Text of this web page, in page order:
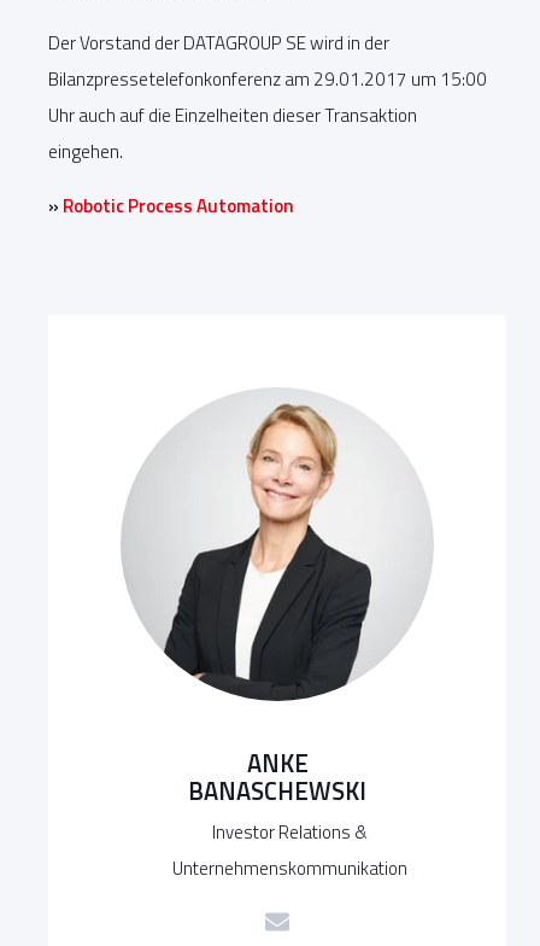
Der Vorstand der DATAGROUP SE wird in der
Bilanzpressetelefonkonferenz am 29.01.2017 um 15:00
Uhr auch auf die Einzelheiten dieser Transaktion
eingehen.
» Robotic Process Automation
ANKE
BANASCHEWSKI
Investor Relations &
Unternehmenskommunikation